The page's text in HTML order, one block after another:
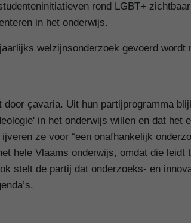
rond LGBT+
in het onderwijs.
welzijnsonderzoek gevoerd wordt
çavaria. Uit hun partijprogramma
in het onderwijs willen en dat het
ze voor “een onafhankelijk
hele Vlaams onderwijs, omdat die leidt
stelt de partij dat onderzoeks- en